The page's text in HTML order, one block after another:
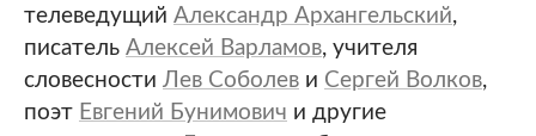
телеведущий Александр Архангельский,
писатель Алексей Варламов, учителя
словесности Лев Соболев и Сергей Волков,
поэт Евгений Бунимович и другие